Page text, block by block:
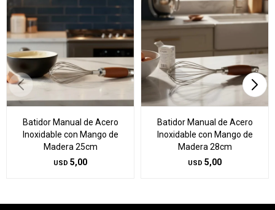
Batidor Manual de Acero
Inoxidable con Mango de
Madera 25cm
USD 5,00
Batidor Manual de Acero
Inoxidable con Mango de
Madera 28cm
USD 5,00